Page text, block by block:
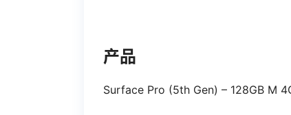
产品
Surface Pro (5th Gen) – 128GB M